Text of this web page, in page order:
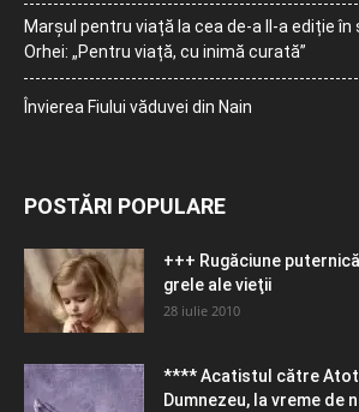
Marșul pentru viață la cea de-a II-a ediție în
Orhei: „Pentru viață, cu inimă curată”
Învierea Fiului văduvei din Nain
POSTĂRI POPULARE
+++ Rugăciune
grele ale vieţii
28 iulie 2010
**** Acatistul către
Dumnezeu, la vreme de